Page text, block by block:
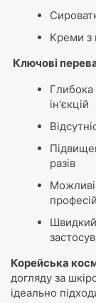
Креми з
Ключові
Глибока
ін'єкцій
разів
Корейська
догляду за
ідеально